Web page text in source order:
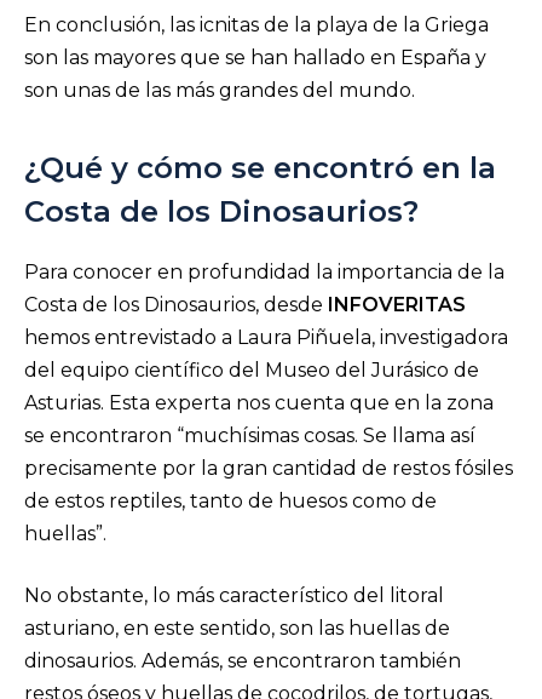
En conclusión, las icnitas de la playa de la Griega
son las mayores que se han hallado en España y
son unas de las más grandes del mundo.
¿Qué y cómo se encontró en la
Costa de los Dinosaurios?
Para conocer en profundidad la importancia de la
Costa de los Dinosaurios, desde INFOVERITAS
hemos entrevistado a Laura Piñuela, investigadora
del equipo científico del Museo del Jurásico de
Asturias. Esta experta nos cuenta que en la zona
se encontraron “muchísimas cosas. Se llama así
precisamente por la gran cantidad de restos fósiles
de estos reptiles, tanto de huesos como de
huellas”.
No obstante, lo más característico del litoral
asturiano, en este sentido, son las huellas de
dinosaurios. Además, se encontraron también
restos óseos y huellas de cocodrilos, de tortugas,